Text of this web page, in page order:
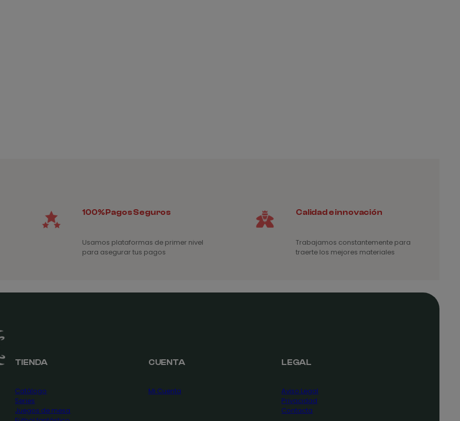
100% Pagos Seguros
Usamos plataformas de primer nivel
para asegurar tus pagos
Calidad e innovación
Trabajamos constantemente para
traerte los mejores materiales
TIENDA
Catálogo
Series
Juegos de mesa
CUENTA
Mi Cuenta
LEGAL
Aviso Legal
Privacidad
Contacta